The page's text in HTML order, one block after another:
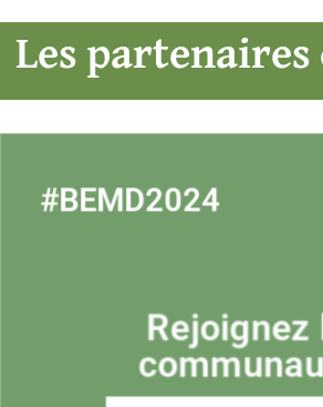
Les partenaires
#BEMD2024
Rejoignez